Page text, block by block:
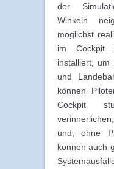
der
Winkeln
möglichst
im Cockpit
installiert, um
und
können
Cockpit
und, ohne
können auch